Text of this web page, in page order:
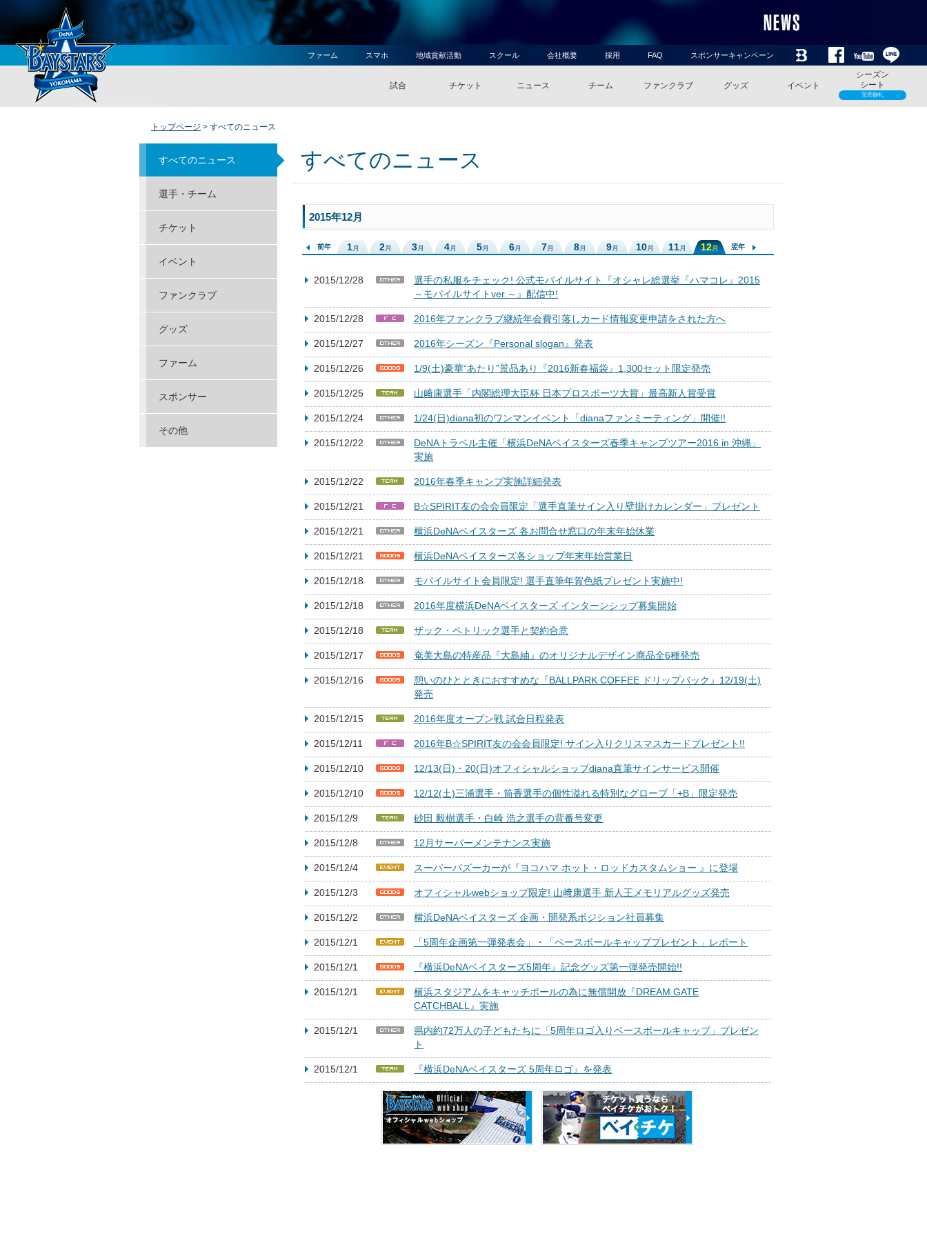
スポンサーキャンペーン
FAQ
採用
会社概要
スクール
地域貢献活動
スマホ
ファーム
シーズン
シート
完売御礼
イベント
グッズ
ファンクラブ
チーム
ニュース
チケット
試合
トップページ > すべてのニュース
すべてのニュース
2015年12月
前年 1月 2月 3月 4月 5月 6月 7 月 8月 9月 10月 11月 12月 翌年
2015/12/28
選手の私服をチェック! 公式モバイルサイト『オシャレ総選挙『ハマコレ』2015
～モバイルサイトver.～』配信中!
2015/12/28 2016年ファンクラブ継続年会費引落しカード情報変更申請をされた方へ
2015/12/27 2016年シーズン『Personal slogan』発表
2015/12/26 1/9(土)豪華“あたり”景品あり『2016新春福袋』1,300セット限定発売
2015/12/25 山﨑康選手「内閣総理大臣杯 日本プロスポーツ大賞」最高新人賞受賞
2015/12/24 1/24(日)diana初のワンマンイベント「dianaファンミーティング」開催!!
2015/12/22
DeNAトラベル主催「横浜DeNAベイスターズ春季キャンプツアー2016 in 沖縄」
実施
2015/12/22 2016年春季キャンプ実施詳細発表
2015/12/21 B☆SPIRIT友の会会員限定「選手直筆サイン入り壁掛けカレンダー」プレゼント
2015/12/21 横浜DeNAベイスターズ 各お問合せ窓口の年末年始休業
2015/12/21 横浜DeNAベイスターズ各ショップ年末年始営業日
2015/12/18 モバイルサイト会員限定! 選手直筆年賀色紙プレゼント実施中!
2015/12/18 2016年度横浜DeNAベイスターズ インターンシップ募集開始
2015/12/18 ザック・ペトリック選手と契約合意
2015/12/17 奄美大島の特産品『大島紬』のオリジナルデザイン商品全6種発売
2015/12/16
憩いのひとときにおすすめな『BALLPARK COFFEE ドリップバック』12/19(土)
発売
2015/12/15 2016年度オープン戦 試合日程発表
2015/12/11 2016年B☆SPIRIT友の会会員限定! サイン入りクリスマスカードプレゼント!!
2015/12/10 12/13(日)・20(日)オフィシャルショップdiana直筆サインサービス開催
2015/12/10 12/12(土)三浦選手・筒香選手の個性溢れる特別なグローブ「+B」限定発売
2015/12/9 砂田 毅樹選手・白崎 浩之選手の背番号変更
2015/12/8 12月サーバーメンテナンス実施
2015/12/4 スーパーバズーカーが『ヨコハマ ホット・ロッドカスタムショー 』に登場
2015/12/3 オフィシャルwebショップ限定! 山﨑康選手 新人王メモリアルグッズ発売
2015/12/2 横浜DeNAベイスターズ 企画・開発系ポジション社員募集
2015/12/1 「5周年企画第一弾発表会」・「ベースボールキャッププレゼント」レポート
2015/12/1 『横浜DeNAベイスターズ5周年』記念グッズ第一弾発売開始!!
2015/12/1
横浜スタジアムをキャッチボールの為に無償開放『DREAM GATE
CATCHBALL』実施
2015/12/1
県内約72万人の子どもたちに「5周年ロゴ入りベースボールキャップ」プレゼン
ト
2015/12/1 『横浜DeNAベイスターズ 5周年ロゴ』を発表
すべてのニュース
選手・チーム
チケット
イベント
ファンクラブ
グッズ
ファーム
スポンサー
その他